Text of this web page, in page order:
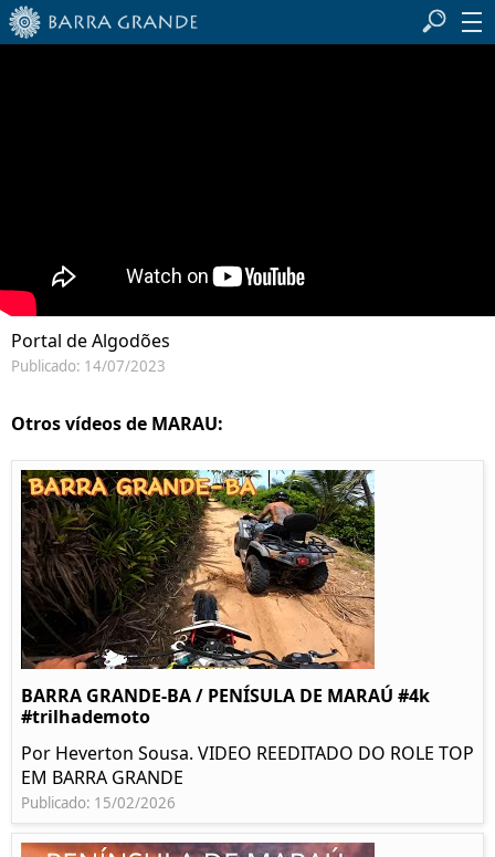
Portal de Algodões
Publicado: 14/07/2023
Otros vídeos de MARAU:
BARRA GRANDE-BA / PENÍSULA DE MARAÚ #4k
#trilhademoto
Por Heverton Sousa. VIDEO REEDITADO DO ROLE TOP
EM BARRA GRANDE
Publicado: 15/02/2026